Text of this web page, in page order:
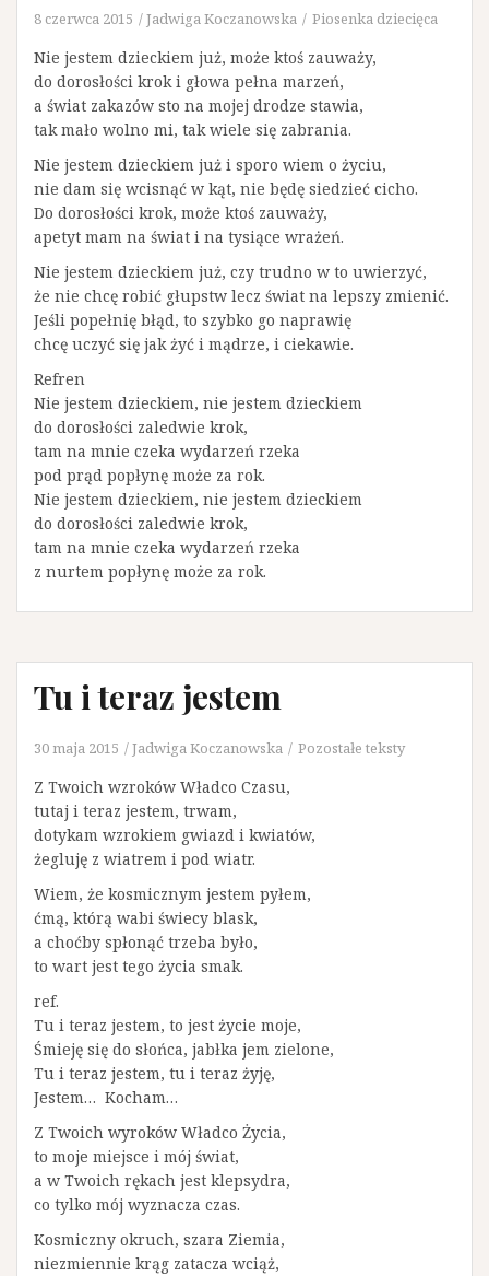
8 czerwca 2015 Jadwiga Koczanowska Piosenka dziecięca
Nie jestem dzieckiem już, może ktoś zauważy,
do dorosłości krok i głowa pełna marzeń,
a świat zakazów sto na mojej drodze stawia,
tak mało wolno mi, tak wiele się zabrania.
Nie jestem dzieckiem już i sporo wiem o życiu,
nie dam się wcisnąć w kąt, nie będę siedzieć cicho.
Do dorosłości krok, może ktoś zauważy,
apetyt mam na świat i na tysiące wrażeń.
Nie jestem dzieckiem już, czy trudno w to uwierzyć,
że nie chcę robić głupstw lecz świat na lepszy zmienić.
Jeśli popełnię błąd, to szybko go naprawię
chcę uczyć się jak żyć i mądrze, i ciekawie.
Refren
Nie jestem dzieckiem, nie jestem dzieckiem
do dorosłości zaledwie krok,
tam na mnie czeka wydarzeń rzeka
pod prąd popłynę może za rok.
Nie jestem dzieckiem, nie jestem dzieckiem
do dorosłości zaledwie krok,
tam na mnie czeka wydarzeń rzeka
z nurtem popłynę może za rok.
Tu i teraz jestem
30 maja 2015 Jadwiga Koczanowska Pozostałe teksty
Z Twoich wzroków Władco Czasu,
tutaj i teraz jestem, trwam,
dotykam wzrokiem gwiazd i kwiatów,
żegluję z wiatrem i pod wiatr.
Wiem, że kosmicznym jestem pyłem,
ćmą, którą wabi świecy blask,
a choćby spłonąć trzeba było,
to wart jest tego życia smak.
ref.
Tu i teraz jestem, to jest życie moje,
Śmieję się do słońca, jabłka jem zielone,
Tu i teraz jestem, tu i teraz żyję,
Jestem… Kocham…
Z Twoich wyroków Władco Życia,
to moje miejsce i mój świat,
a w Twoich rękach jest klepsydra,
co tylko mój wyznacza czas.
Kosmiczny okruch, szara Ziemia,
niezmiennie krąg zatacza wciąż,